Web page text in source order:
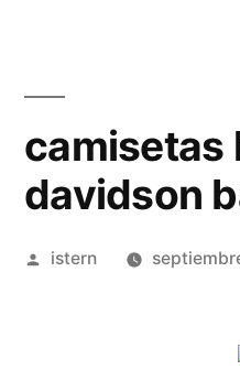
camisetas
davidson
Publicado
istern